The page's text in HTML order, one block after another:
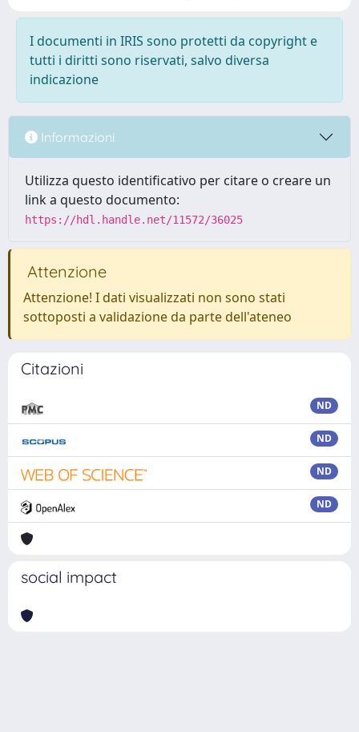
I documenti in IRIS sono protetti da copyright e
tutti i diritti sono riservati, salvo diversa
indicazione
Informazioni
Utilizza questo identificativo per citare o creare un
link a questo documento:
https://hdl.handle.net/11572/36025
Attenzione
Attenzione! I dati visualizzati non sono stati
sottoposti a validazione da parte dell'ateneo
Citazioni
ND
ND
ND
ND
social impact